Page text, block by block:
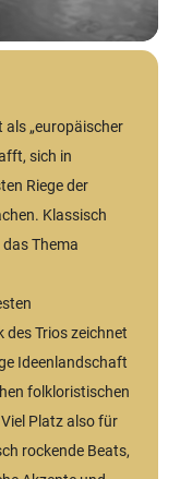
als „europäischer
sich in
Riege der
Klassisch
Thema
des Trios zeichnet
Ideenlandschaft
folkloristischen
Platz also für
rockende Beats,